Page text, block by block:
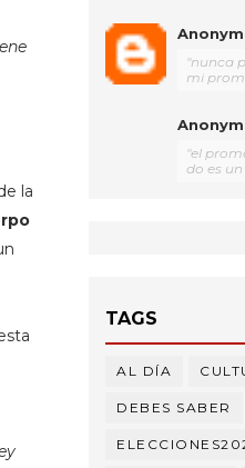
la
"nunca
mi
"el
do es
TAGS
AL DÍA
DEBES SABER